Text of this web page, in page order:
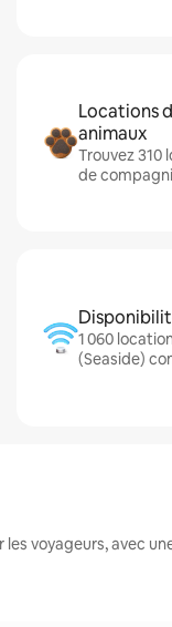
Locations
animaux
Trouvez 310
de
1 060
(Seaside)
voyageurs, avec